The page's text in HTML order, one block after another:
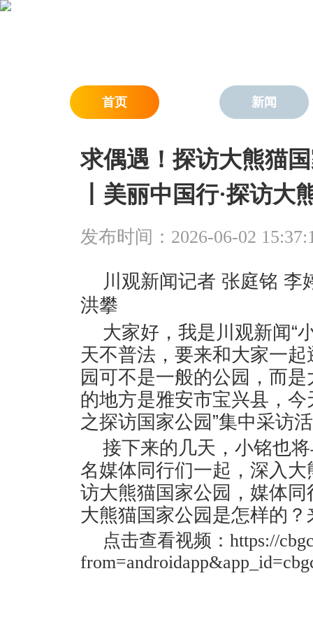
首页 新闻
求偶遇！探访大熊猫
丨美丽中国行·探访大
发布时间：2026-06-02
川观新闻记者 张庭铭 李
洪攀
大家好，我是川观新闻“
天不普法，要来和大家一
园可不是一般的公园，而
的地方是雅安市宝兴县，
之探访国家公园”集中采访
接下来的几天，小铭也
名媒体同行们一起，深入
访大熊猫国家公园，媒体
大熊猫国家公园是怎样的
点击查看视频： https://